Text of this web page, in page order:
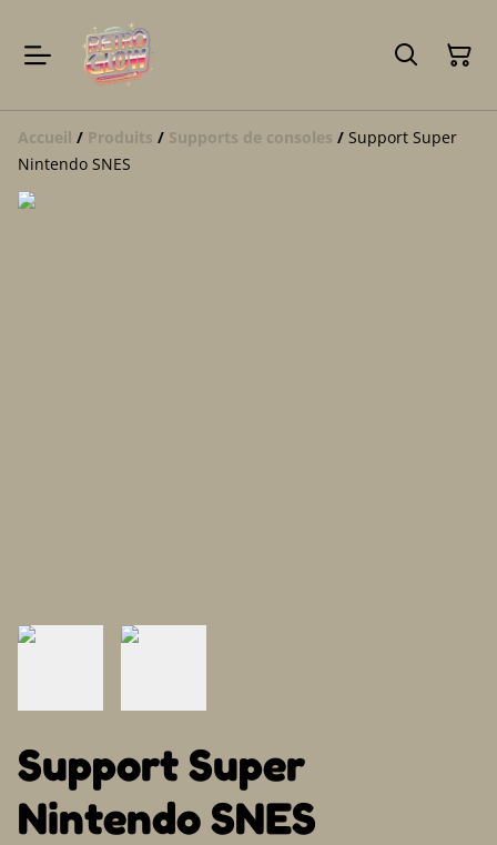
Accueil / Produits / Supports de consoles / Support Super
Nintendo SNES
Support Super
Nintendo SNES